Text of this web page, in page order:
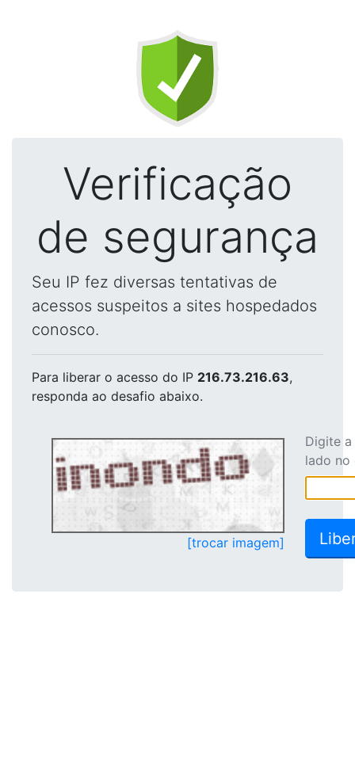
Verificação
de segurança
Seu IP fez diversas tentativas de
acessos suspeitos a sites hospedados
conosco.
Para liberar o acesso do IP 216.73.216.63,
responda ao desafio abaixo.
[trocar imagem]
Digite
lado no